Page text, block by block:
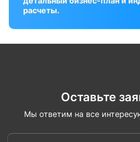
расчеты.
Оставьте
Мы ответим на все